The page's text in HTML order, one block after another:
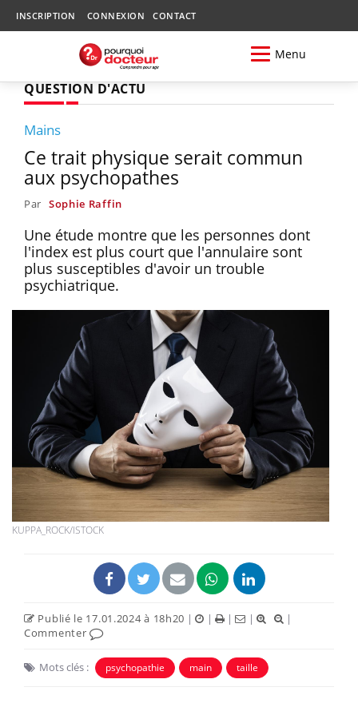
INSCRIPTION CONNEXION CONTACT
Menu
QUESTION D'ACTU
Mains
Ce trait physique serait commun
aux psychopathes
Par Sophie Raffin
Une étude montre que les personnes dont
l'index est plus court que l'annulaire sont
plus susceptibles d'avoir un trouble
psychiatrique.
KUPPA_ROCK/ISTOCK
Publié le 17.01.2024 à 18h20 | | | |
|
Commenter
Mots clés : psychopathie main taille